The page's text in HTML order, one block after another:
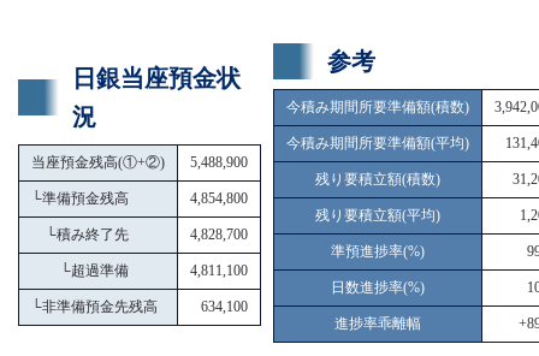
日銀当座預金状
況
当座預金残高(①+②) 5,488,900
└準備預金残高 4,854,800
└積み終了先 4,828,700
└超過準備 4,811,100
└非準備預金先残高 634,100
参考
今積み期間所要準備額(積数)
今積み期間所要準備額(平均)
残り要積立額(積数)
残り要積立額(平均)
準預進捗率(%)
日数進捗率(%)
進捗率乖離幅